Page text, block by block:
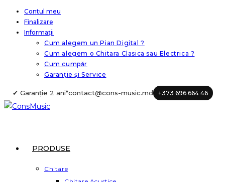
Skip
content
Contul meu
Finalizare
Informații
Cum alegem un Pian Digital ?
Cum alegem o Chitara Clasica sau Electrica ?
Cum cumpăr
Garanție și Service
✔ Garanție 2 ani*contact@cons-music.md +373 696 664 46
PRODUSE
Chitare